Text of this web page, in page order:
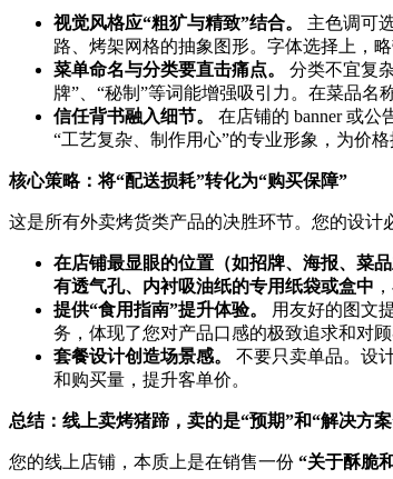
视觉风格应“粗犷与精致”结合。
主色调可
路、烤架网格的抽象图形。字体选择上，
菜单命名与分类要直击痛点。
分类不宜复
牌”、“秘制”等词能增强吸引力。在菜品名
信任背书融入细节。
在店铺的 banner 或
“工艺复杂、制作用心”的专业形象，为价格
核心策略：将“配送损耗”转化为“购买保障”
这是所有外卖烤货类产品的决胜环节。您的设计
在店铺最显眼的位置（如招牌、海报、菜
有透气孔、内衬吸油纸的专用纸袋或盒中
提供“食用指南”提升体验。
用友好的图文
务，体现了您对产品口感的极致追求和对
套餐设计创造场景感。
不要只卖单品。设
和购买量，提升客单价。
总结：线上卖烤猪蹄，卖的是“预期”和“解决方
您的线上店铺，本质上是在销售一份 “关于酥脆